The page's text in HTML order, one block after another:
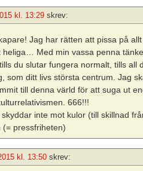
kl. 13:29 skrev:
Jag har rätten att pissa på
heliga… Med min vassa penna
du slutar fungera normalt, tills all
som ditt livs största centrum. Jag
till denna värld för att suga ut
666!!!
inte mot kulor (till skillnad
(= pressfriheten)
kl. 13:50 skrev: